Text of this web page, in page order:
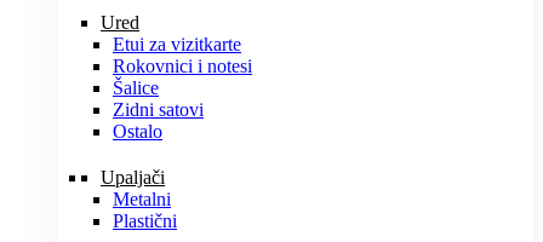
Ured
Etui za vizitkarte
Rokovnici i notesi
Šalice
Zidni satovi
Ostalo
Upaljači
Metalni
Plastični